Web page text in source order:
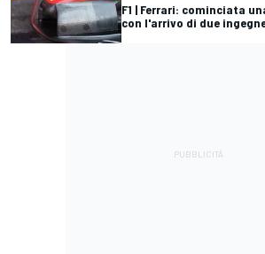
F1 | Ferrari: cominciata
con l'arrivo di due